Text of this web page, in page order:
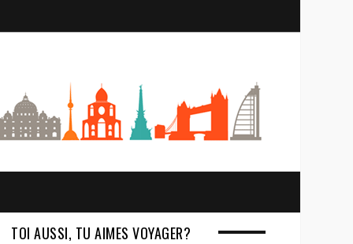
r
c
h
TOI AUSSI, TU AIMES VOYAGER?